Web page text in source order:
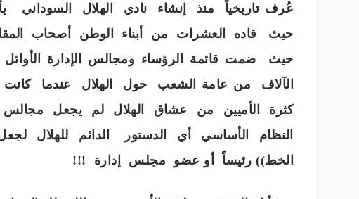
عُرف تاريخياً منذ إنشاء نادي الهلال السوداني
حيث قاده العشرات من أبناء الوطن أصحاب
حيث ضمت قائمة الرؤساء ومجالس الإدارة
كثرة الأميين من عشاق الهلال لم يجعل مجالس
النظام الأساسي أي الدستور الدائم
الخط)) رئيساً أو عضو مجلس إدارة !!!